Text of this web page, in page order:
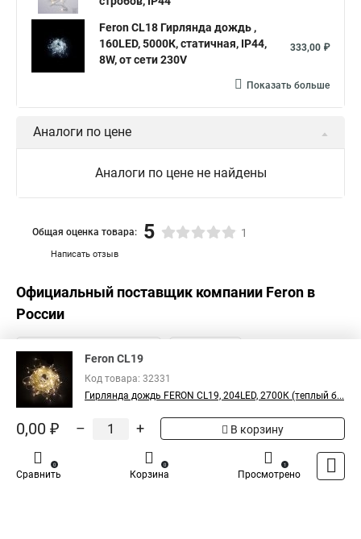
Feron CL18 Гирлянда дождь ,
160LED, 5000К, статичная, IP44,
8W, от сети 230V
333,00 ₽
Показать больше
Аналоги по цене
Аналоги по цене не найдены
Написать отзыв
Общая оценка товара: 5 1
Официальный поставщик компании Feron в
России
Feron CL19
Код товара: 32331
Гирлянда дождь FERON CL19, 204LED, 2700К (теплый б...
0,00 ₽ – + В корзину
Сравнить
0
Корзина
0
Просмотрено
1